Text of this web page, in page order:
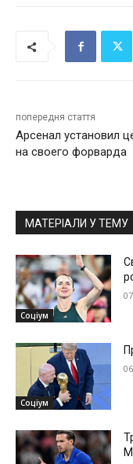
попередня стаття
Арсенал установил
на своего форварда
МАТЕРІАЛИ У ТЕМУ
Соціум
Соціум